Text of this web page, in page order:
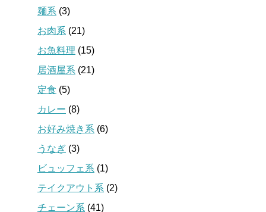
麺系 (3)
お肉系 (21)
お魚料理 (15)
居酒屋系 (21)
定食 (5)
カレー (8)
お好み焼き系 (6)
うなぎ (3)
ビュッフェ系 (1)
テイクアウト系 (2)
チェーン系 (41)